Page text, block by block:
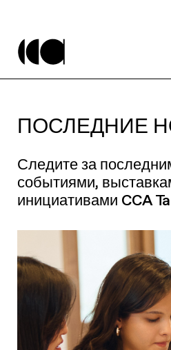
ПОСЛЕДНИЕ
Следите за
событиями,
инициативами CCA